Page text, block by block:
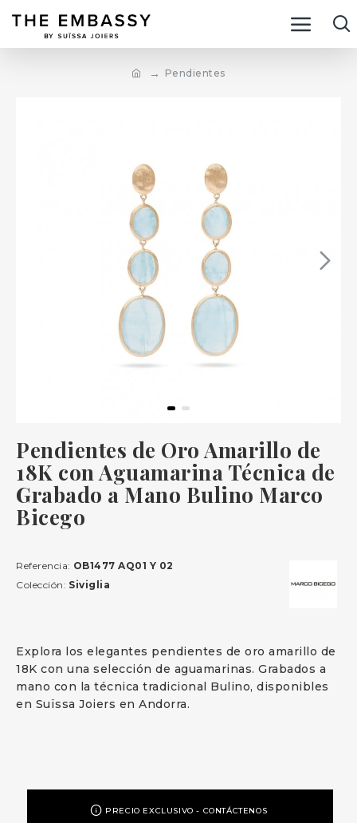
Pendientes
Pendientes de Oro Amarillo de
18K con Aguamarina Técnica de
Grabado a Mano Bulino Marco
Bicego
Explora los elegantes pendientes de oro amarillo de
18K con una selección de aguamarinas. Grabados a
mano con la técnica tradicional Bulino, disponibles
en Suïssa Joiers en Andorra.
Referencia: OB1477 AQ01 Y 02
Colección: Siviglia
PRECIO EXCLUSIVO - CONTÁCTENOS